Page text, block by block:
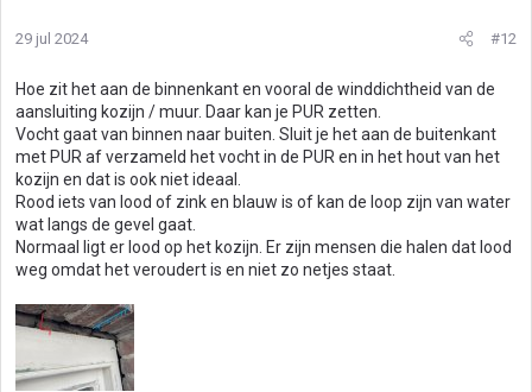
29 jul 2024 #12
Hoe zit het aan de binnenkant en vooral de winddichtheid van de
aansluiting kozijn / muur. Daar kan je PUR zetten.
Vocht gaat van binnen naar buiten. Sluit je het aan de buitenkant
met PUR af verzameld het vocht in de PUR en in het hout van het
kozijn en dat is ook niet ideaal.
Rood iets van lood of zink en blauw is of kan de loop zijn van water
wat langs de gevel gaat.
Normaal ligt er lood op het kozijn. Er zijn mensen die halen dat lood
weg omdat het veroudert is en niet zo netjes staat.